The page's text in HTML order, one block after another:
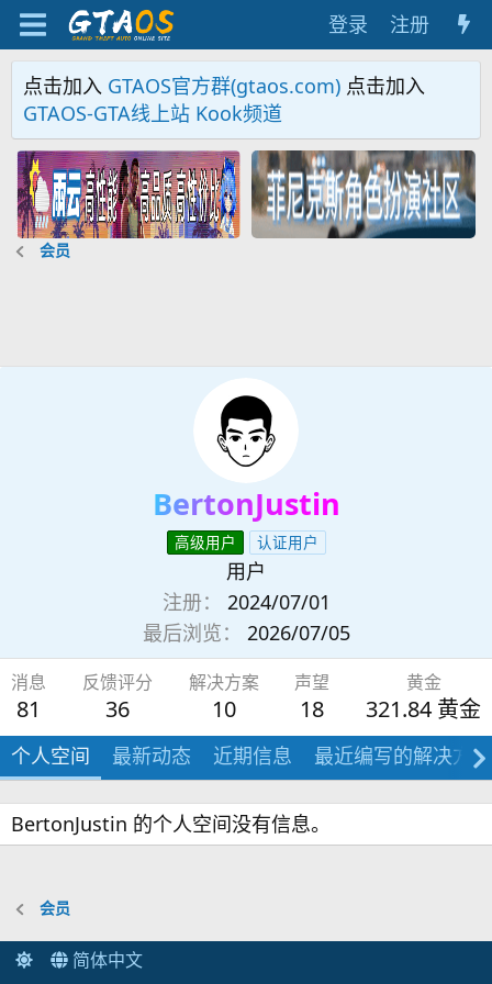
登录 注册
点击加入 GTAOS官方群(gtaos.com) 点击加入
GTAOS-GTA线上站 Kook频道
会员
BertonJustin
高级用户 认证用户
用户
注册
2024/07/01
最后浏览
2026/07/05
消息
81
反馈评分
36
解决方案
10
声望
18
黄金
321.84 黄金
个人空间 最新动态 近期信息 最近编写的解决方案
BertonJustin 的个人空间没有信息。
会员
简体中文